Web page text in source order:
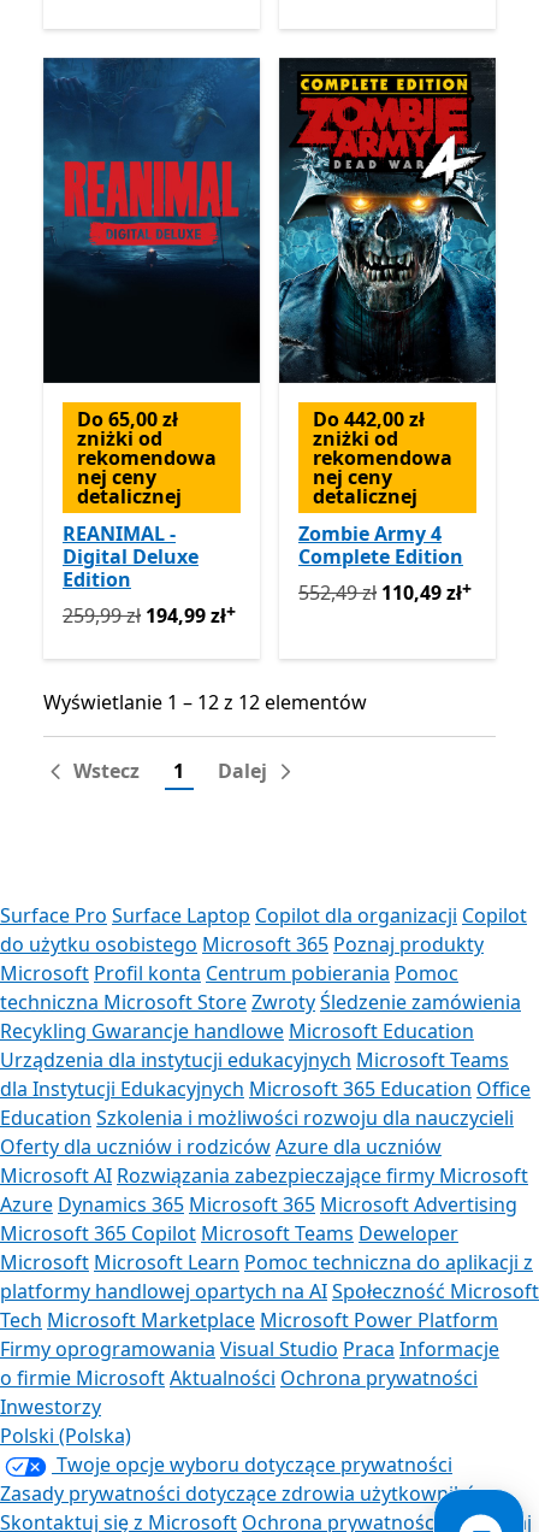
Do 65,00 zł
zniżki od
rekomendowa
nej ceny
detalicznej
REANIMAL -
Digital Deluxe
Edition
Pierwotnie 259,99 zł teraz 194,99 zł
259,99 zł 194,99 zł+
Do 442,00 zł
zniżki od
rekomendowa
nej ceny
detalicznej
Zombie Army 4
Complete Edition
Pierwotnie 552,49 zł teraz
552,49 zł 110,49 zł+
Wyświetlanie 1 – 12 z 12 elementów
Wyświetlanie 1 – 12 z 12 elementów
Wstecz 1 Dalej
Surface Pro Surface Laptop Copilot dla organizacji Copilot
do użytku osobistego Microsoft 365 Poznaj produkty
Microsoft Profil konta Centrum pobierania Pomoc
techniczna Microsoft StoreZwrotyŚledzenie zamówienia
Recykling Gwarancje handlowe Microsoft Education
Urządzenia dla instytucji edukacyjnych Microsoft Teams
dla Instytucji Edukacyjnych Microsoft 365 Education Office
Education Szkolenia i możliwości rozwoju dla nauczycieli
Oferty dla uczniów i rodzicówAzure dla uczniów
Microsoft AI Rozwiązania zabezpieczające firmy Microsoft
Azure Dynamics 365 Microsoft 365 Microsoft Advertising
Microsoft 365 Copilot Microsoft Teams Deweloper
Microsoft Microsoft Learn Pomoc techniczna do aplikacji z
platformy handlowej opartych na AISpołeczność Microsoft
Tech Microsoft Marketplace Microsoft Power Platform
Firmy oprogramowania Visual Studio Praca Informacje
o firmie MicrosoftAktualności Ochrona prywatności
Inwestorzy
Polski (Polska)
Twoje opcje wyboru dotyczące prywatności
Zasady prywatności dotyczące zdrowia użytkowników
Skontaktuj się z Microsoft Ochrona prywatności Zarządzaj